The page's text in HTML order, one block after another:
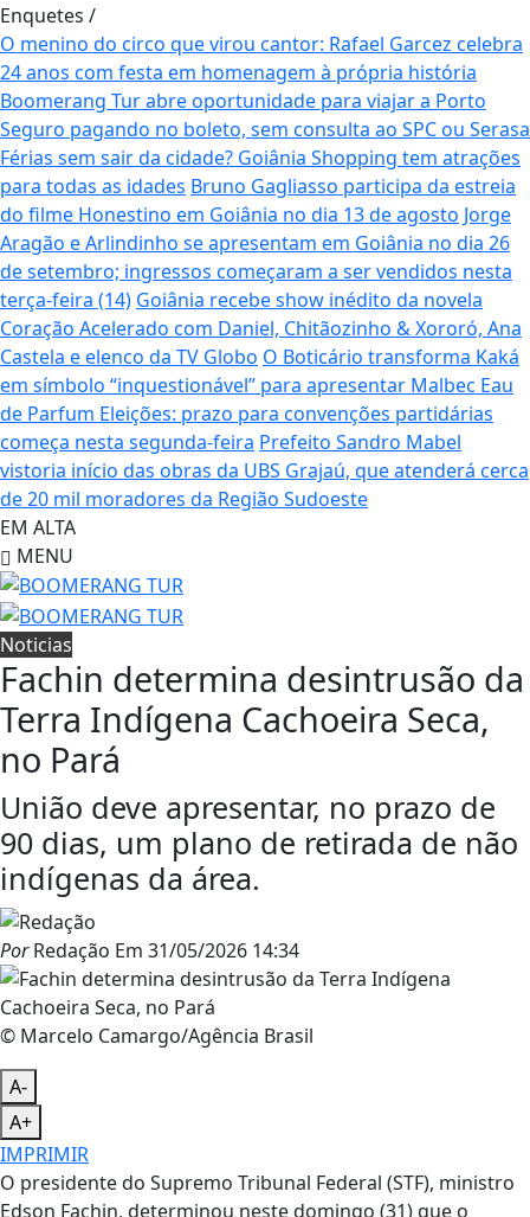
Enquetes /
O menino do circo que virou cantor: Rafael Garcez celebra
24 anos com festa em homenagem à própria história
Boomerang Tur abre oportunidade para viajar a Porto
Seguro pagando no boleto, sem consulta ao SPC ou Serasa
Férias sem sair da cidade? Goiânia Shopping tem atrações
para todas as idades Bruno Gagliasso participa da estreia
do filme Honestino em Goiânia no dia 13 de agosto Jorge
Aragão e Arlindinho se apresentam em Goiânia no dia 26
de setembro; ingressos começaram a ser vendidos nesta
terça-feira (14) Goiânia recebe show inédito da novela
Coração Acelerado com Daniel, Chitãozinho & Xororó, Ana
Castela e elenco da TV Globo O Boticário transforma Kaká
em símbolo “inquestionável” para apresentar Malbec Eau
de Parfum Eleições: prazo para convenções partidárias
começa nesta segunda-feira Prefeito Sandro Mabel
vistoria início das obras da UBS Grajaú, que atenderá cerca
de 20 mil moradores da Região Sudoeste
EM ALTA
MENU
Noticias
Fachin determina desintrusão da
Terra Indígena Cachoeira Seca,
no Pará
União deve apresentar, no prazo de
90 dias, um plano de retirada de não
indígenas da área.
PorRedação Em 31/05/2026 14:34
© Marcelo Camargo/Agência Brasil
A-
A+
IMPRIMIR
O presidente do Supremo Tribunal Federal (STF), ministro
Edson Fachin, determinou neste domingo (31) que o